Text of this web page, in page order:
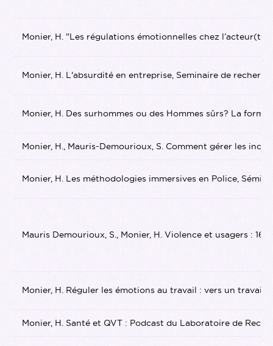
Monier, H. "Les régulations émotionnelles chez
Monier, H. L'absurdité en entreprise, Seminaire de
Monier, H. Des surhommes ou des Hommes sûrs? La
Monier, H., Mauris-Demourioux, S. Comment gérer les
Monier, H. Les méthodologies immersives en Police,
Mauris Demourioux, S., Monier, H. Violence et usagers : 16
Monier, H. Réguler les émotions au travail : vers un travail
Monier, H. Santé et QVT : Podcast du Laboratoire de